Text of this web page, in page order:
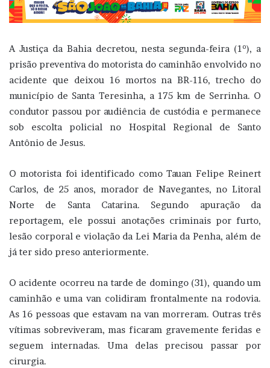
A Justiça da Bahia decretou, nesta segunda-feira (1º), a
prisão preventiva do motorista do caminhão envolvido no
acidente que deixou 16 mortos na BR-116, trecho do
município de Santa Teresinha, a 175 km de Serrinha. O
condutor passou por audiência de custódia e permanece
sob escolta policial no Hospital Regional de Santo
Antônio de Jesus.
O motorista foi identificado como Tauan Felipe Reinert
Carlos, de 25 anos, morador de Navegantes, no Litoral
Norte de Santa Catarina. Segundo apuração da
reportagem, ele possui anotações criminais por furto,
lesão corporal e violação da Lei Maria da Penha, além de
já ter sido preso anteriormente.
O acidente ocorreu na tarde de domingo (31), quando um
caminhão e uma van colidiram frontalmente na rodovia.
As 16 pessoas que estavam na van morreram. Outras três
vítimas sobreviveram, mas ficaram gravemente feridas e
seguem internadas. Uma delas precisou passar por
cirurgia.